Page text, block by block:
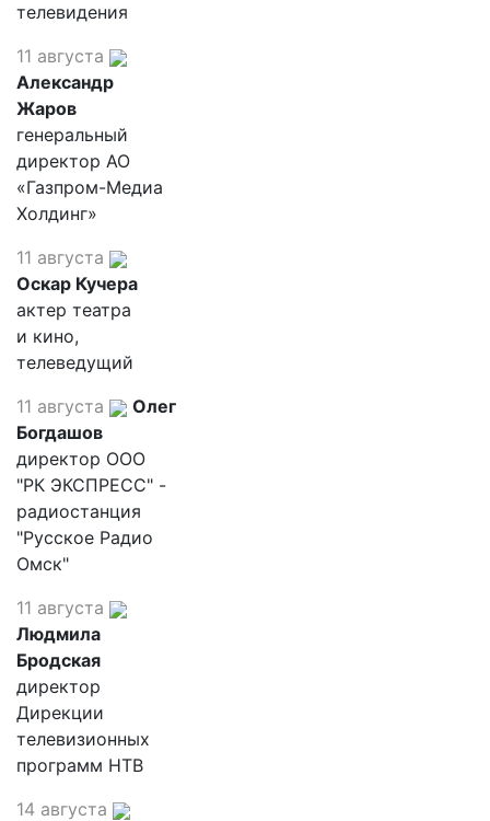
телевидения
11 августа
Александр
Жаров
генеральный
директор АО
«Газпром-Медиа
Холдинг»
11 августа
Оскар Кучера
актер театра
и кино,
телеведущий
11 августа
Олег
Богдашов
директор ООО
"РК ЭКСПРЕСС" -
радиостанция
"Русское Радио
Омск"
11 августа
Людмила
Бродская
директор
Дирекции
телевизионных
программ НТВ
14 августа